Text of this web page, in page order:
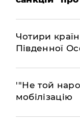
​Чотири
Південної
​'"Не той
мобілізацію